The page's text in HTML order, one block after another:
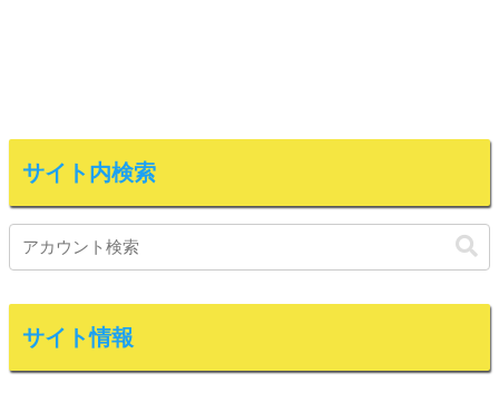
サイト内検索
サイト情報